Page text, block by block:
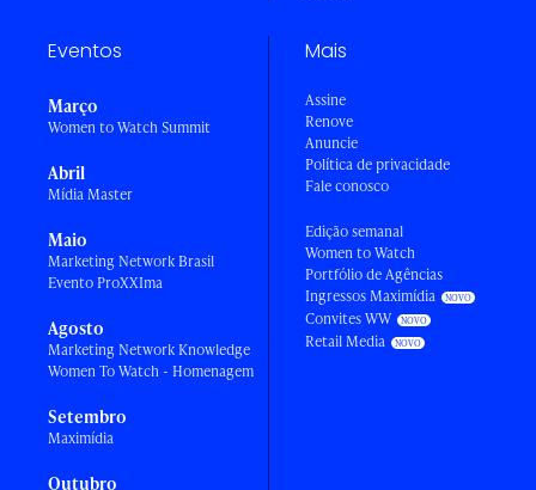
Eventos
Março
Women to Watch Summit
Abril
Mídia Master
Maio
Marketing Network Brasil
Evento ProXXIma
Agosto
Marketing Network Knowledge
Women To Watch - Homenagem
Setembro
Maximídia
Outubro
Mais
Assine
Renove
Anuncie
Política de privacidade
Fale conosco
Edição semanal
Women to Watch
Portfólio de Agências
Ingressos Maximídia
Convites WW
Retail Media